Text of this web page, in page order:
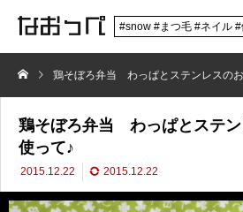
#snow #まつ毛 #ネイル #
鶏そぼろ弁当 わっぱとステンレスの
鶏そぼろ弁当 わっぱとステン
使って♪
2015.12.22 2015.12.22